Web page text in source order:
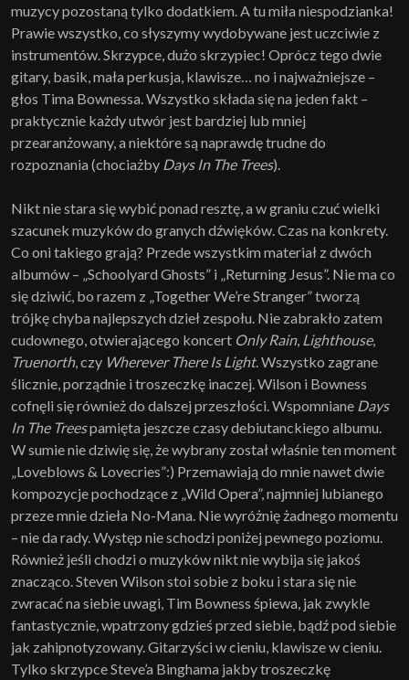
muzycy pozostaną tylko dodatkiem. A tu miła niespodzianka!
Prawie wszystko, co słyszymy wydobywane jest uczciwie z
instrumentów. Skrzypce, dużo skrzypiec! Oprócz tego dwie
gitary, basik, mała perkusja, klawisze… no i najważniejsze –
głos Tima Bownessa. Wszystko składa się na jeden fakt –
praktycznie każdy utwór jest bardziej lub mniej
przearanżowany, a niektóre są naprawdę trudne do
rozpoznania (chociażby Days In The Trees).
Nikt nie stara się wybić ponad resztę, a w graniu czuć wielki
szacunek muzyków do granych dźwięków. Czas na konkrety.
Co oni takiego grają? Przede wszystkim materiał z dwóch
albumów – „Schoolyard Ghosts” i „Returning Jesus”. Nie ma co
się dziwić, bo razem z „Together We’re Stranger” tworzą
trójkę chyba najlepszych dzieł zespołu. Nie zabrakło zatem
cudownego, otwierającego koncert Only Rain, Lighthouse,
Truenorth, czy Wherever There Is Light. Wszystko zagrane
ślicznie, porządnie i troszeczkę inaczej. Wilson i Bowness
cofnęli się również do dalszej przeszłości. Wspomniane Days
In The Treespamięta jeszcze czasy debiutanckiego albumu.
W sumie nie dziwię się, że wybrany został właśnie ten moment
„Loveblows & Lovecries”:) Przemawiają do mnie nawet dwie
kompozycje pochodzące z „Wild Opera”, najmniej lubianego
przeze mnie dzieła No-Mana. Nie wyróżnię żadnego momentu
– nie da rady. Występ nie schodzi poniżej pewnego poziomu.
Również jeśli chodzi o muzyków nikt nie wybija się jakoś
znacząco. Steven Wilson stoi sobie z boku i stara się nie
zwracać na siebie uwagi, Tim Bowness śpiewa, jak zwykle
fantastycznie, wpatrzony gdzieś przed siebie, bądź pod siebie
jak zahipnotyzowany. Gitarzyści w cieniu, klawisze w cieniu.
Tylko skrzypce Steve’a Binghama jakby troszeczkę